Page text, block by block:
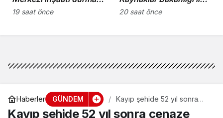
noktasında!
19 saat önce
İnşaat Mühendisleri
20 saat önce
Haberler GÜNDEM
Kayıp şehide 52 yıl sonra
Kayıp şehide 52 yıl sonra cenaze